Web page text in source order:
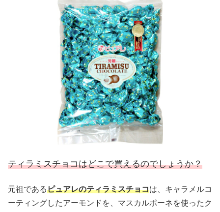
ティラミスチョコはどこで買えるのでしょうか？
元祖であるピュアレのティラミスチョコは、キャラメルコ
ーティングしたアーモンドを、マスカルポーネを使ったク